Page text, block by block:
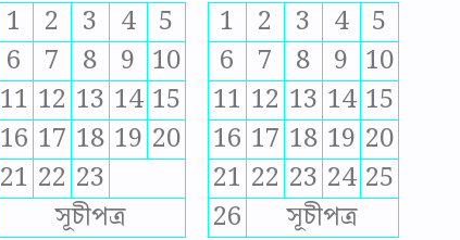
1 2 3 4
5
6
7 8 9 10
11 12 13 14 15
16 17 18 19 20
21 22 23
সূচীপত্র
1 2 3 4
5
6
7 8 9 10
11 12 13 14 15
16 17 18 19 20
21 22 23 24 25
26
সূচীপত্র